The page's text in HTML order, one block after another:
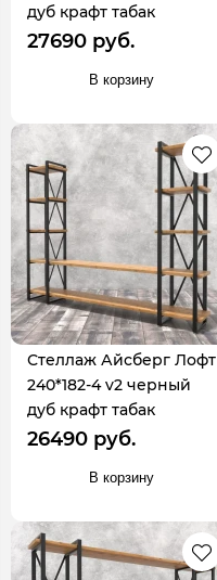
дуб крафт табак
27690 руб.
В корзину
Стеллаж Айсберг Лофт
240*182-4 v2 черный
дуб крафт табак
26490 руб.
В корзину